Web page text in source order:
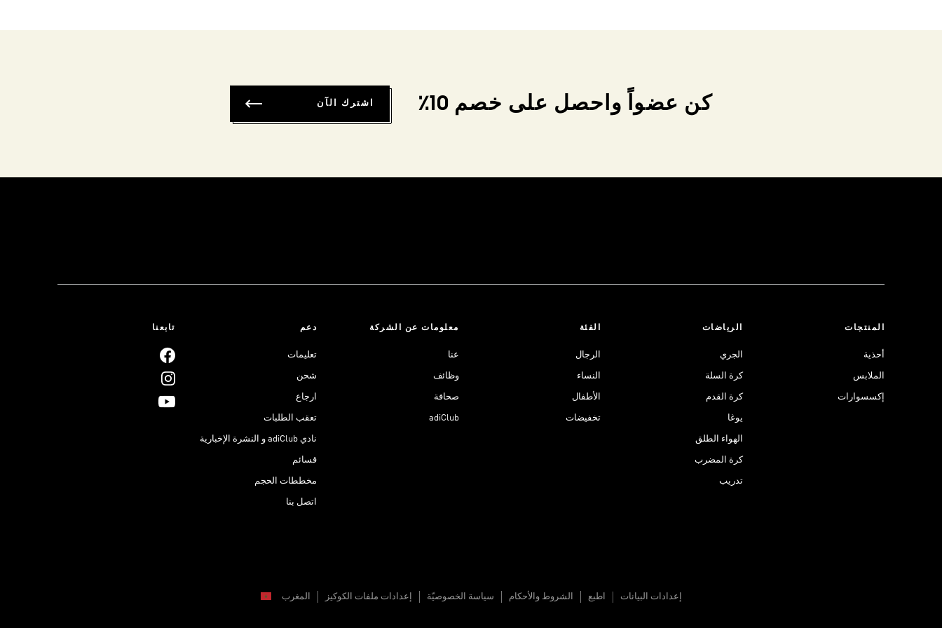
كن عضواً واحصل على خصم 10٪ اشترك الآن
المنتجات
أحذية
الملابس
إكسسوارات
الرياضات
الجري
كرة السلة
كرة القدم
يوغا
الهواء الطلق
كرة المضرب
تدريب
الفئة
الرجال
النساء
الأطفال
تخفيضات
معلومات عن الشركة
عنا
وظائف
صحافة
adiClub
دعم
تعليمات
شحن
ارجاع
تعقب الطلبات
نادي adiClub و النشرة الإخبارية
قسائم
مخططات الحجم
اتصل بنا
تابعنا
إعدادات البيانات المغرب إعدادات ملفات الكوكيز سياسة الخصوصيّة الشروط والأحكام اطبع